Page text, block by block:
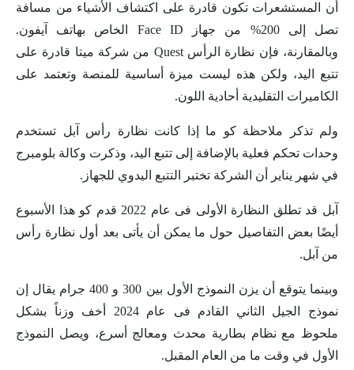
أن المستشعرات تكون قادرة على اكتشاف الأشياء من مسافة
تصل إلى 200% من جهاز Face ID الخاص بهاتف آيفون.
وبالمقارنة، فإن نظارة الرأس Quest من شركة ميتا قادرة على
تتبع اليد، ولكن هذه ليست ميزة أساسية للمنصة وتعتمد على
الكاميرات التقليدية أحادية اللون.
ولم تذكر ملاحظة كو ما إذا كانت نظارة رأس آبل تستخدم
وحدات تحكم فعلية بالإضافة إلى تتبع اليد، وذكرت وكالة بلومبرج
في شهر يناير أن الشركة تختبر التتبع اليدوي للجهاز.
آبل قد تطلق النظارة الأولى فى عام 2022 قدم كو هذا الأسبوع
أيضًا بعض التفاصيل حول ما يمكن أن يأتى بعد أول نظارة رأس
من آبل.
وبينما يتوقع أن يزن النموذج الأول بين 300 و 400 جرام يقال إن
نموذج الجيل الثاني القادم فى عام 2024 أخف وزناً بشكل
ملحوظ مع نظام بطارية محدث ومعالج أسرع، ويصل النموذج
الأول في وقت ما من العام المقبل.